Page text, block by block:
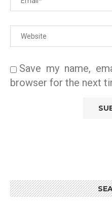
Save my name,
browser for the next